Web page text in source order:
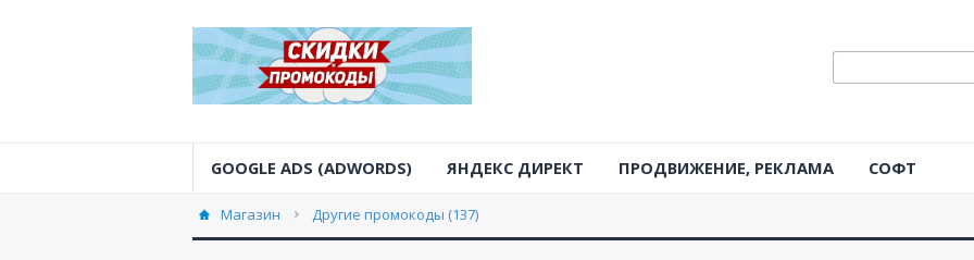
GOOGLE ADS (ADWORDS) ЯНДЕКС ДИРЕКТ ПРОДВИЖЕНИЕ, РЕКЛАМА СОФТ
Магазин Другие промокоды (137)